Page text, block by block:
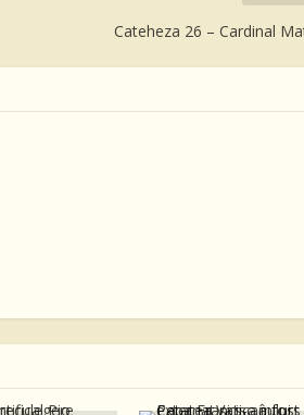
Cateheza 26 – Cardinal